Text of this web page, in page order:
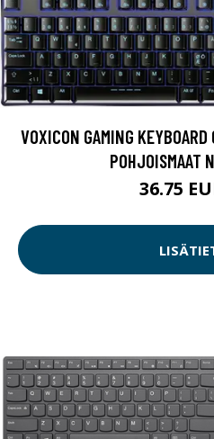
VOXICON GAMING
POHJOISMAAT
36.75